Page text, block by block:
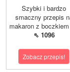
Szybki i bardzo
smaczny przepis
makaron z
⇖ 1096
Zobacz przepis!